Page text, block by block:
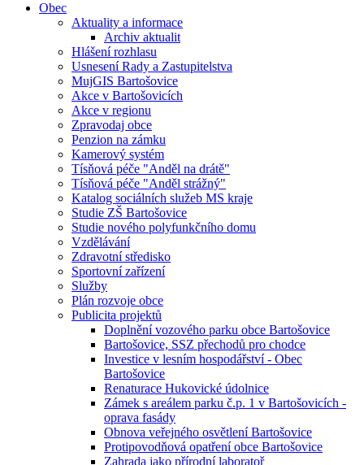
Obec
Aktuality a informace
Archiv aktualit
Hlášení rozhlasu
Usnesení Rady a Zastupitelstva
MujGIS Bartošovice
Akce v Bartošovicích
Akce v regionu
Zpravodaj obce
Penzion na zámku
Kamerový systém
Tísňová péče "Anděl na drátě"
Tísňová péče "Anděl strážný"
Katalog sociálních služeb MS kraje
Studie ZŠ Bartošovice
Studie nového polyfunkčního domu
Vzdělávání
Zdravotní středisko
Sportovní zařízení
Služby
Plán rozvoje obce
Publicita projektů
Doplnění vozového parku obce Bartošovice
Bartošovice, SSZ přechodů pro chodce
Investice v lesním hospodářství - Obec
Bartošovice
Renaturace Hukovické údolnice
Zámek s areálem parku č.p. 1 v Bartošovicích -
oprava fasády
Obnova veřejného osvětlení Bartošovice
Protipovodňová opatření obce Bartošovice
Zahrada jako přírodní laboratoř